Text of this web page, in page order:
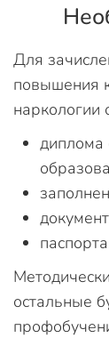
Для
повышения
наркологии
остальные